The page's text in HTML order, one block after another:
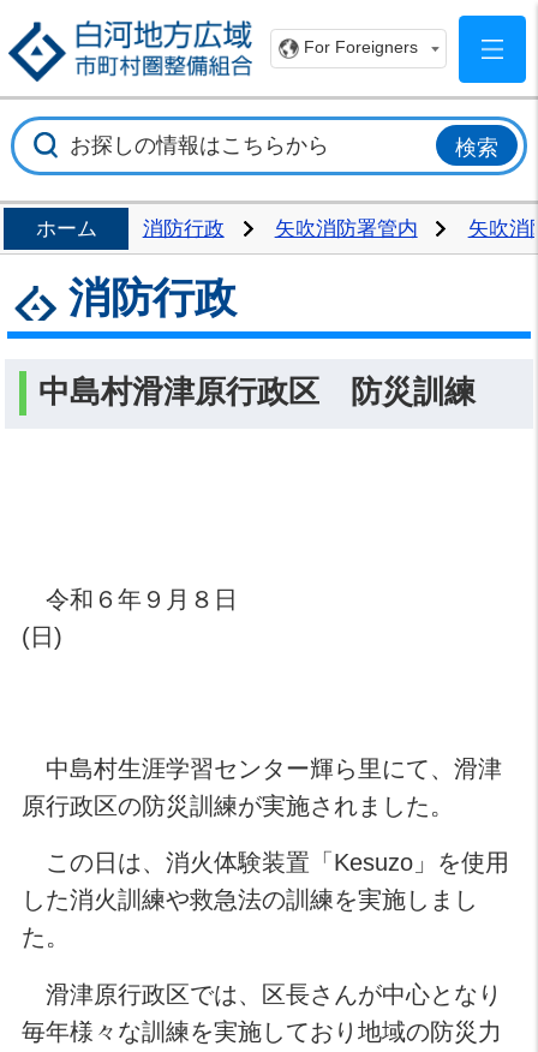
白
For Foreigners
ホーム 消防行政 矢吹消防署管内 矢吹消
消防行政
中島村滑津原行政区 防災訓練
令和６年９月８日
(日)
中島村生涯学習センター輝ら里にて、滑津
原行政区の防災訓練が実施されました。
この日は、消火体験装置「Kesuzo」を使用
した消火訓練や救急法の訓練を実施しまし
た。
滑津原行政区では、区長さんが中心となり
毎年様々な訓練を実施しており地域の防災力